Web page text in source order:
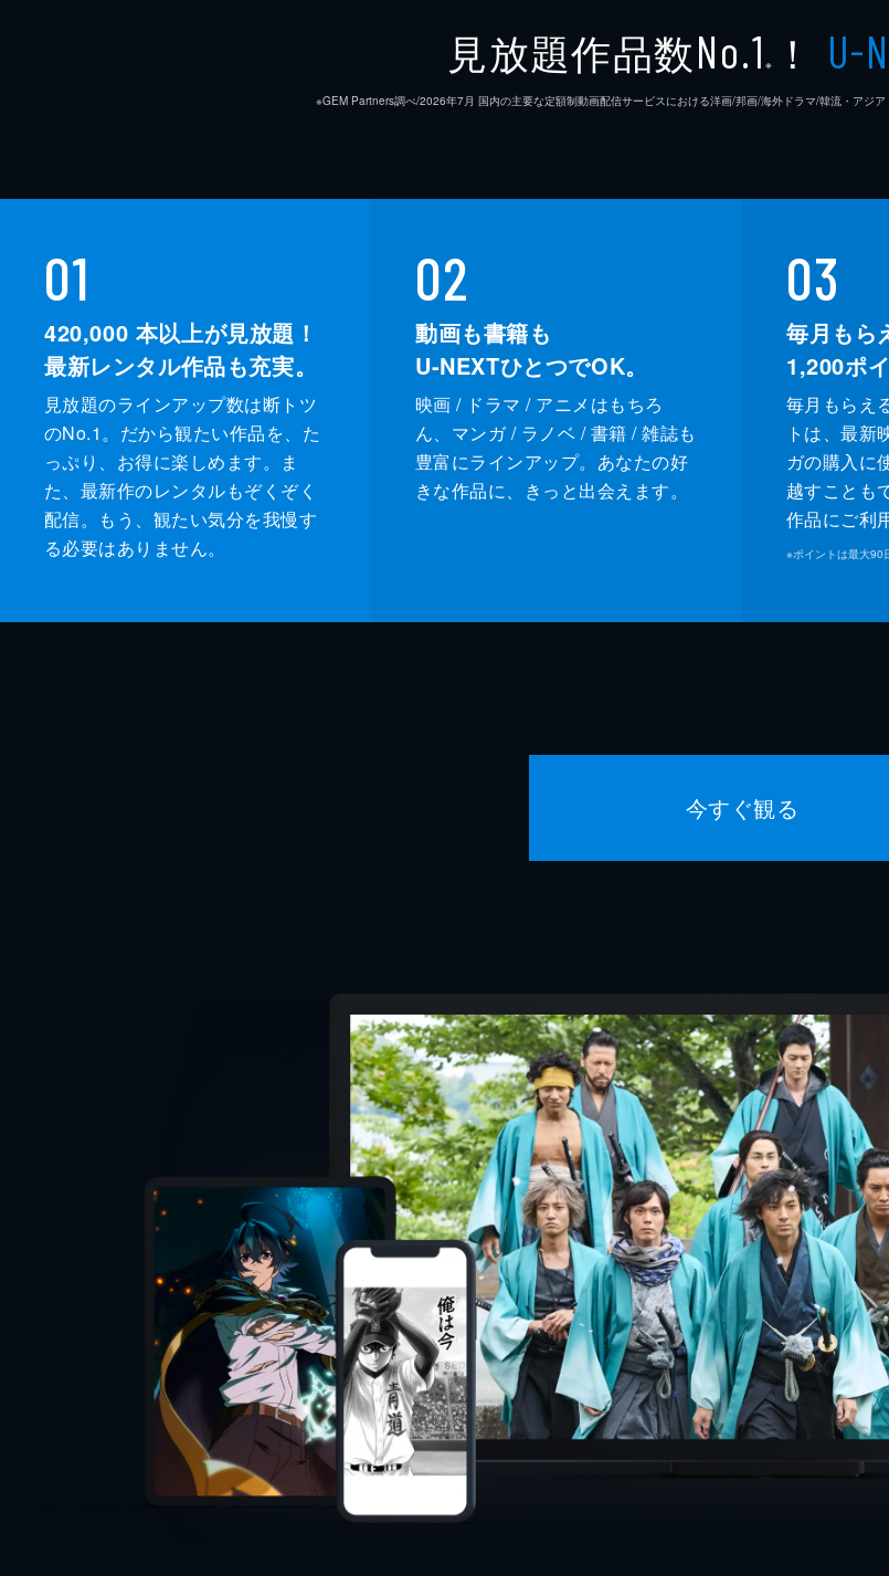
見放題作品数No.1 ※ ！ U-
※GEM Partners調べ/2026年7⽉ 国内の主要な定額制動画配信サービスにおける洋画/邦画/海外ドラマ/韓流・アジア
01
420,000 本以上が見放題！
最新レンタル作品も充実。
見放題のラインアップ数は断トツ
のNo.1。だから観たい作品を、た
っぷり、お得に楽しめます。ま
た、最新作のレンタルもぞくぞく
配信。もう、観たい気分を我慢す
る必要はありません。
02
動画も書籍も
U-NEXTひとつでOK。
映画 / ドラマ / アニメはもちろ
ん、マンガ / ラノベ / 書籍 / 雑誌も
豊富にラインアップ。あなたの好
きな作品に、きっと出会えます。
03
毎月もら
1,200ポ
毎月もらえ
トは、最新
ガの購入に
越すことも
作品にご利
※ポイントは最大90
今すぐ観る